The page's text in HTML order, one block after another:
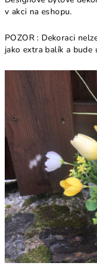
v akci na eshopu.
POZOR : Dekoraci
jako extra balík a bude